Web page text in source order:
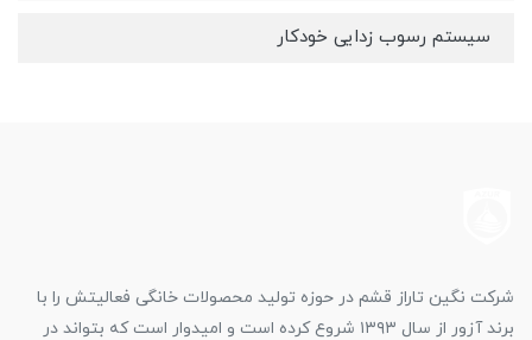
سیستم رسوب زدایی خودکار
شرکت نگین تاراز قشم در حوزه تولید محصولات خانگی فعالیتش را با
برند آزور از سال ۱۳۹۳ شروع کرده است و امیدوار است که بتواند در